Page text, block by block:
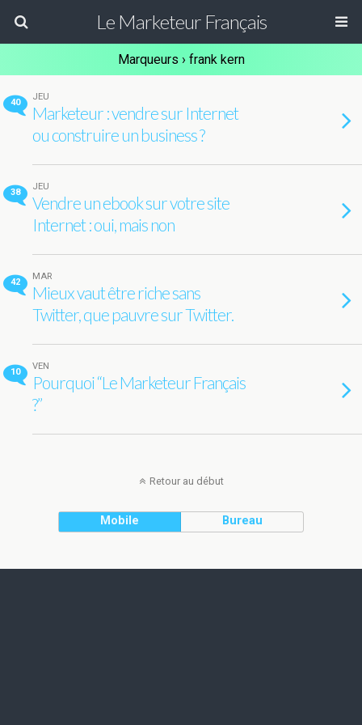
Le Marketeur Français
Marqueurs › frank kern
40
JEU
Marketeur : vendre sur Internet
ou construire un business ?
38
JEU
Vendre un ebook sur votre site
Internet : oui, mais non
42
MAR
Mieux vaut être riche sans
Twitter, que pauvre sur Twitter.
10
VEN
Pourquoi “Le Marketeur Français
?”
Retour au début
Mobile Bureau